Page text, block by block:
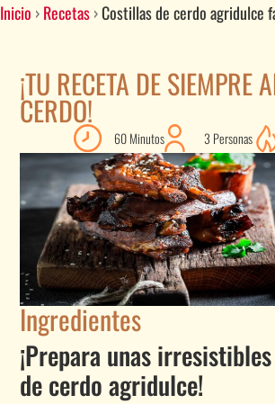
Inicio ›Recetas›Costillas de cerdo agridulce
¡TU RECETA DE SIEMPRE
CERDO!
60 Minutos 3 Personas
Ingredientes
¡Prepara unas
de cerdo agridulce!